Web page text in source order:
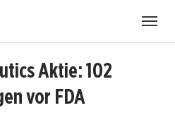
Aktie: 102
vor FDA